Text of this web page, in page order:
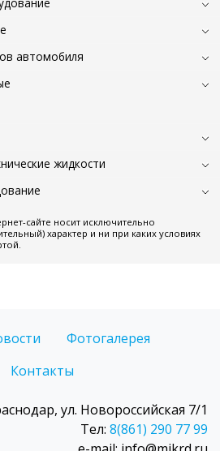
автомобиля
жидкости
сайте носит исключительно
характер и ни при каких условиях
Фотогалерея
Контакты
ул. Новороссийская 7/1
Тел: 8(861) 290 77 99